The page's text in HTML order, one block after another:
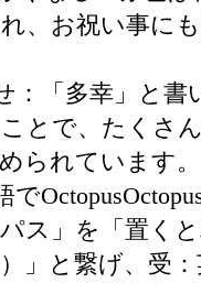
、お祝い事に
：「多幸」と書
とで、たくさ
られています。
で
ス」を「置く
」と繋げ、受